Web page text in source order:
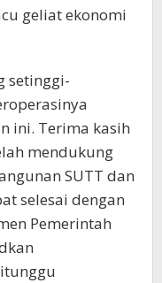
geliat ekonomi
setinggi-
ini. Terima kasih
mendukung
SUTT dan
selesai dengan
Pemerintah